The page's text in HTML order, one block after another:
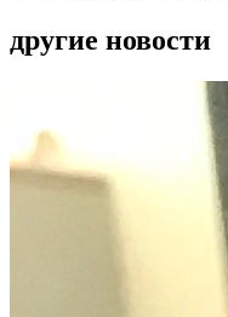
другие новости